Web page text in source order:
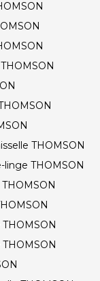
THOMSON
THOMSON